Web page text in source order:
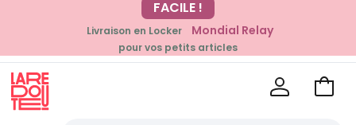
EN CE MOMENT
-20% dès 39€*
sur la mode
Livraison en Locker Mondial Relay
pour vos petits articles
Voir